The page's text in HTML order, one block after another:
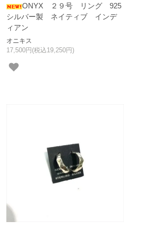
ONYX ２９号 リング 925
シルバー製 ネイティブ インデ
ィアン
オニキス
17,500円(税込19,250円)